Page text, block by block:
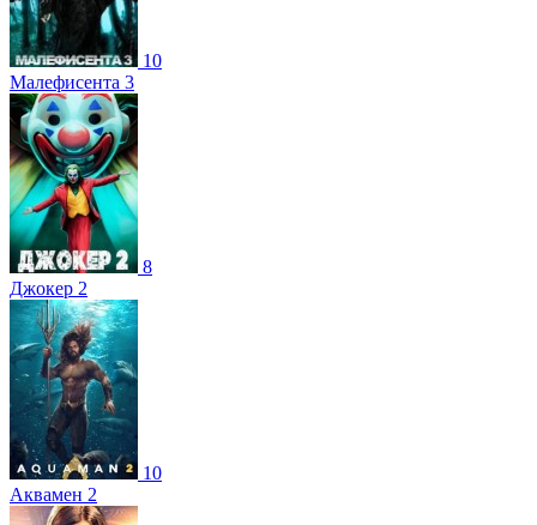
10
Малефисента 3
8
Джокер 2
10
Аквамен 2